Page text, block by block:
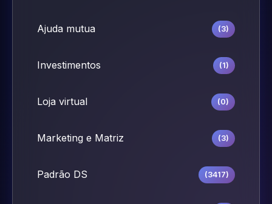
Ajuda mutua (3)
Investimentos (1)
Loja virtual (0)
Marketing e Matriz (3)
Padrão DS (3417)